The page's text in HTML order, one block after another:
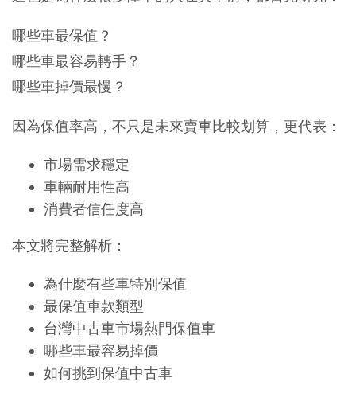
哪些車最保值？
哪些車最容易轉手？
哪些車掉價最慢？
因為保值率高，不只是未來賣車比較划算，更代表：
市場需求穩定
車輛耐用性高
消費者信任度高
本文將完整解析：
為什麼有些車特別保值
最保值車款類型
台灣中古車市場熱門保值車
哪些車最容易掉價
如何挑到保值中古車